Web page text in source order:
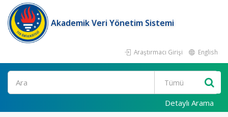
Akademik Veri Yönetim Sistemi
Araştırmacı Girişi English
Ara
Detaylı Arama